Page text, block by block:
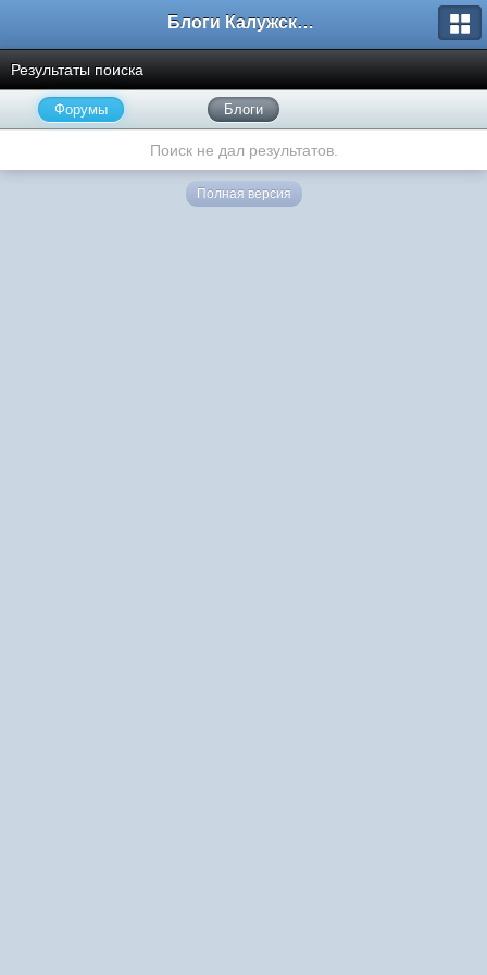
Блоги Калужского перекрестка
Результаты поиска
Форумы Блоги
Поиск не дал результатов.
Полная версия